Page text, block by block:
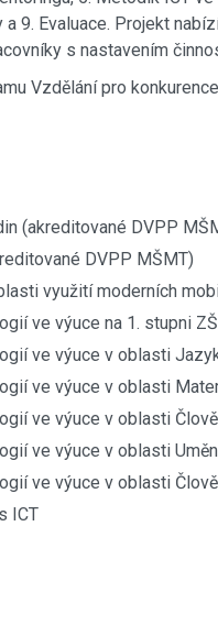
9. Evaluace. Projekt
s nastavením
Vzdělání pro
(akreditované DVPP
DVPP MŠMT)
využití moderních
ve výuce na 1. stupni ZŠ
ve výuce v oblasti
ve výuce v oblasti
ve výuce v oblasti
ve výuce v oblasti
ve výuce v oblasti
ICT